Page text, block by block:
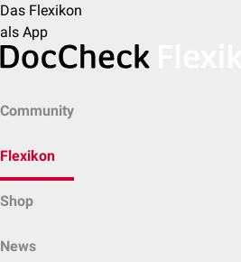
Das Flexikon
als App
Community
Flexikon
Shop
News